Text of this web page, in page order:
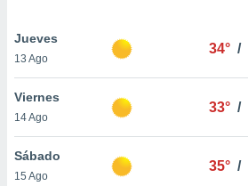
cookies
aceptar
de
sitio
de que
Jueves
13 Ago
34° /
Viernes
14 Ago
33° /
Sábado
15 Ago
35° /